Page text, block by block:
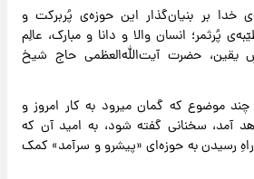
بر بنیان‌گذار این حوزه‌ی پُربرکت و
پُرثمر؛ انسان والا و دانا و مبارک، عالِم
یقین، حضرت آیت‌الله‌العظمی حاج شیخ
موضوع که گمان میرود به کار امروز و
آمد، سخنانی گفته شود، به امید آن که
رسیدن به حوزه‌ای «پیشرو و سرآمد» کمک